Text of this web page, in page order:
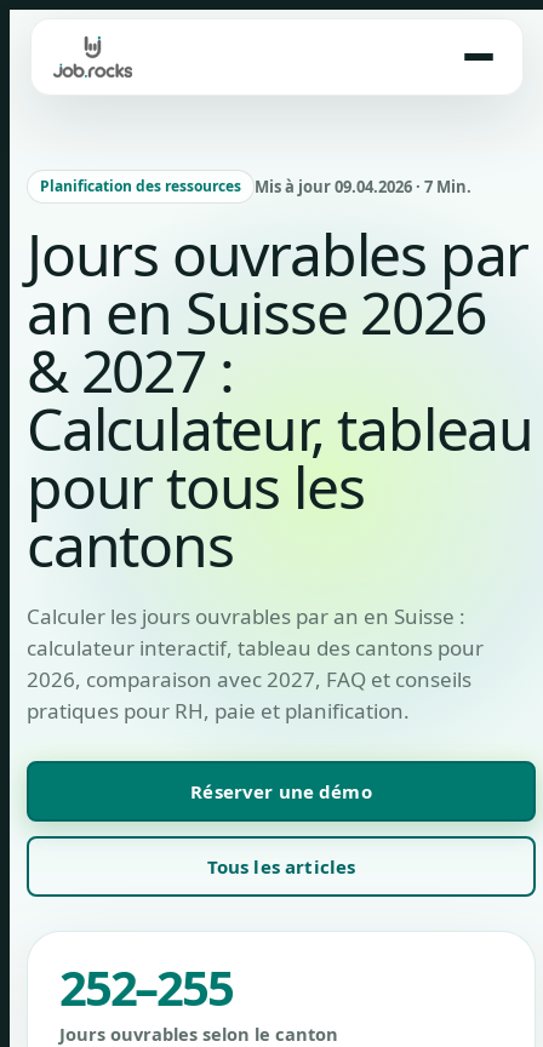
content
Planification des ressources Mis à jour 09.04.2026 · 7 Min.
Jours ouvrables par
an en Suisse 2026
& 2027 :
Calculateur, tableau
pour tous les
cantons
Calculer les jours ouvrables par an en Suisse :
calculateur interactif, tableau des cantons pour
2026, comparaison avec 2027, FAQ et conseils
pratiques pour RH, paie et planification.
Réserver une démo
Tous les articles
252–255
Jours ouvrables selon le canton